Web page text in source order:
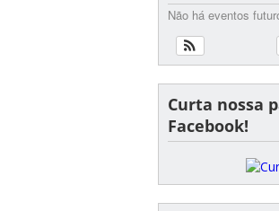
Não há eventos
Curta nossa
Facebook!